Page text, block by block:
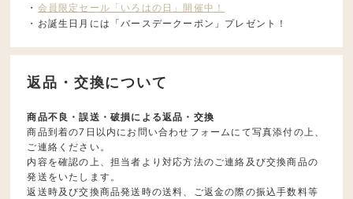
・ 会員限定セール「いろはの日」開催中！
・お誕生日月には「バースデークーポン」プレゼント！
返品・交換について
商品不良・誤送・破損による返品・交換
商品到着の7日以内にお問い合わせフォームにて写真添付の上、
ご連絡ください。
内容を確認の上、担当者より対応方法のご連絡及び交換商品の
発送をいたします。
返送時及び交換商品発送時の送料、ご返金の際の振込手数料等